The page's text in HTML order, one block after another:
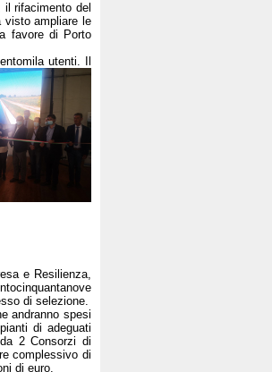
rifacimento del
visto ampliare le
favore di Porto
utenti.
e Resilienza,
di selezione.
andranno spesi
di adeguati
2 Consorzi di
complessivo di
di euro.